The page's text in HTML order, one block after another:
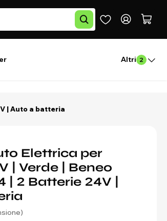
Altri 2
| Auto a batteria
Elettrica per
| Verde | Beneo
| 2 Batterie 24V |